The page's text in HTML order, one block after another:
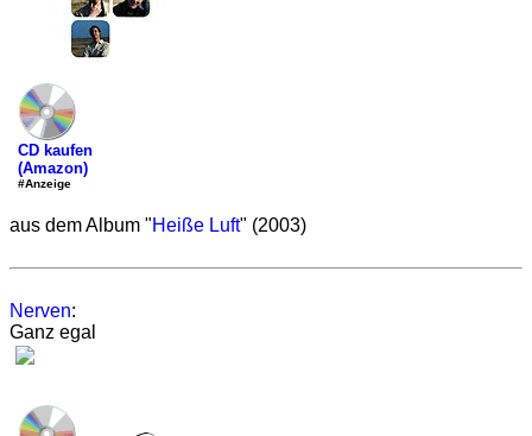
CD kaufen
(Amazon)
#Anzeige
aus dem Album "Heiße Luft" (2003)
Nerven:
Ganz egal